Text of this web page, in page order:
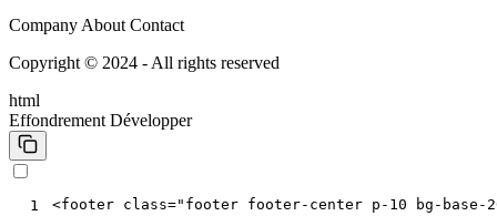
CompanyAbout Contact
Copyright © 2024 - All rights reserved
html
Effondrement Développer
1
<footer class="footer footer-center p-10 bg-base-